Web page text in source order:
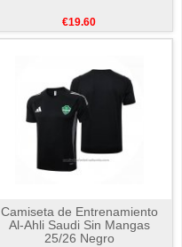
€19.60
Camiseta de Entrenamiento
Al-Ahli Saudi Sin Mangas
25/26 Negro